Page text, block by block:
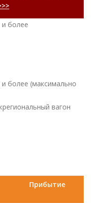
и более
и более (максимально
вагон
Прибытие